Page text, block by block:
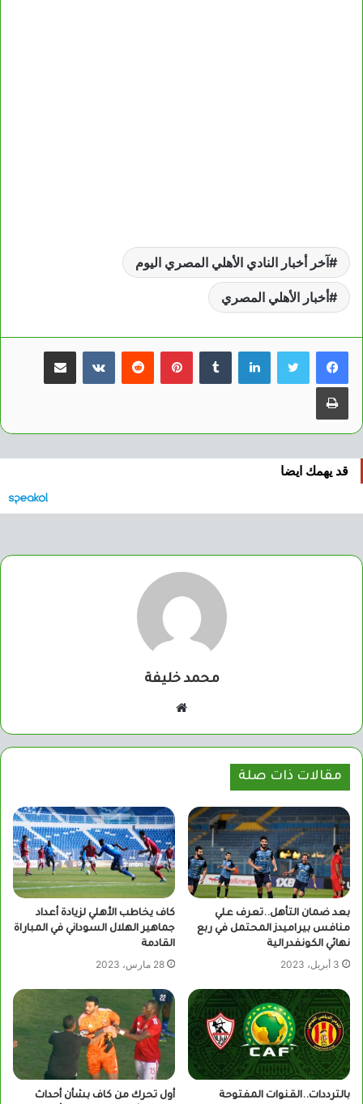
آخر أخبار النادي الأهلي المصري اليوم
أخبار الأهلي المصري
لينكدإن بينتيريست مشاركة عبر البريد
طباعة
قد يهمك ايضا
محمد خليفة
مقالات ذات صلة
بعد ضمان التأهل..تعرف علي
منافس بيراميدز المحتمل في ربع
نهائي الكونفدرالية
3 أبريل، 2023
كاف يخاطب الأهلي لزيادة أعداد
جماهير الهلال السوداني في المباراة
القادمة
28 مارس، 2023
بالترددات..القنوات المفتوحة
أول تحرك من كاف بشأن أحداث